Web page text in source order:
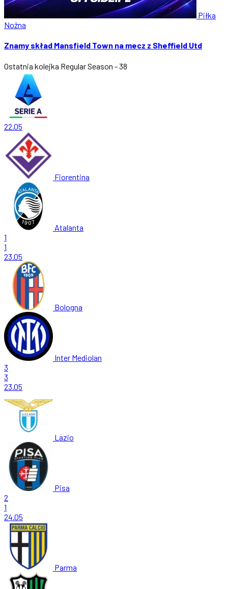
Piłka
Nożna
Znamy skład Mansfield Town na mecz z Sheffield Utd
Ostatnia kolejka Regular Season - 38
22.05
Fiorentina
Atalanta
1
1
23.05
Bologna
Inter Mediolan
3
3
23.05
Lazio
Pisa
2
1
24.05
Parma